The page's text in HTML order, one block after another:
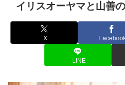
イリスオーヤマと山善
X
LINE